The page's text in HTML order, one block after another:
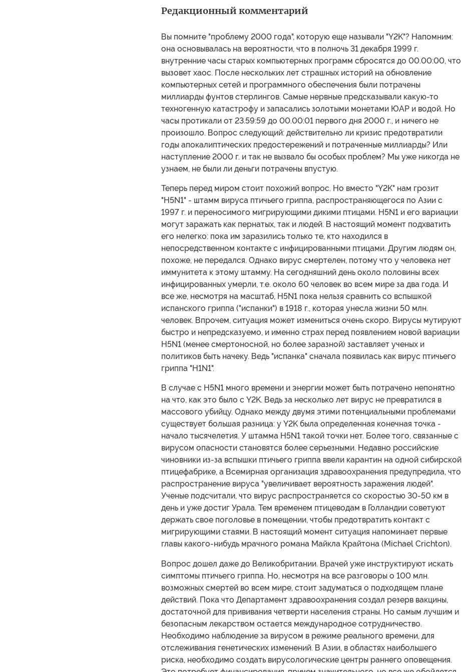
Редакционный комментарий
Вы помните "проблему 2000 года", которую еще называли "Y2K"? Напомним:
она основывалась на вероятности, что в полночь 31 декабря 1999 г.
внутренние часы старых компьютерных программ сбросятся до 00.00:00, что
вызовет хаос. После нескольких лет страшных историй на обновление
компьютерных сетей и программного обеспечения были потрачены
миллиарды фунтов стерлингов. Самые нервные предсказывали какую-то
техногенную катастрофу и запасались золотыми монетами ЮАР и водой. Но
часы протикали от 23.59:59 до 00.00:01 первого дня 2000 г., и ничего не
произошло. Вопрос следующий: действительно ли кризис предотвратили
годы апокалиптических предостережений и потраченные миллиарды? Или
наступление 2000 г. и так не вызвало бы особых проблем? Мы уже никогда не
узнаем, не были ли деньги потрачены впустую.
Теперь перед миром стоит похожий вопрос. Но вместо "Y2K" нам грозит
"H5N1" - штамм вируса птичьего гриппа, распространяющегося по Азии с
1997 г. и переносимого мигрирующими дикими птицами. H5N1 и его вариации
могут заражать как пернатых, так и людей. В настоящий момент подхватить
его нелегко: пока им заразились только те, кто находился в
непосредственном контакте с инфицированными птицами. Другим людям он,
похоже, не передался. Однако вирус смертелен, потому что у человека нет
иммунитета к этому штамму. На сегодняшний день около половины всех
инфицированных умерли, т.е. около 60 человек во всем мире за два года. И
все же, несмотря на масштаб, H5N1 пока нельзя сравнить со вспышкой
испанского гриппа ("испанки") в 1918 г., которая унесла жизни 50 млн.
человек. Впрочем, ситуация может измениться очень скоро. Вирусы мутируют
быстро и непредсказуемо, и именно страх перед появлением новой вариации
H5N1 (менее смертоносной, но более заразной) заставляет ученых и
политиков быть начеку. Ведь "испанка" сначала появилась как вирус птичьего
гриппа "H1N1".
В случае с H5N1 много времени и энергии может быть потрачено непонятно
на что, как это было с Y2K. Ведь за несколько лет вирус не превратился в
массового убийцу. Однако между двумя этими потенциальными проблемами
существует большая разница: у Y2K была определенная конечная точка -
начало тысячелетия. У штамма H5N1 такой точки нет. Более того, связанные с
вирусом опасности становятся более серьезными. Недавно российские
чиновники из-за вспышки птичьего гриппа ввели карантин на одной сибирской
птицефабрике, а Всемирная организация здравоохранения предупредила, что
распространение вируса "увеличивает вероятность заражения людей".
Ученые подсчитали, что вирус распространяется со скоростью 30-50 км в
день и уже достиг Урала. Тем временем птицеводам в Голландии советуют
держать свое поголовье в помещении, чтобы предотвратить контакт с
мигрирующими стаями. В настоящий момент ситуация напоминает первые
главы какого-нибудь мрачного романа Майкла Крайтона (Michael Crichton).
Вопрос дошел даже до Великобритании. Врачей уже инструктируют искать
симптомы птичьего гриппа. Но, несмотря на все разговоры о 100 млн.
возможных смертей во всем мире, стоит задуматься о подходящем плане
действий. Пока что Департамент здравоохранения создал резерв вакцины,
достаточной для прививания четверти населения страны. Но самым лучшим и
безопасным лекарством остается международное сотрудничество.
Необходимо наблюдение за вирусом в режиме реального времени, для
отслеживания генетических изменений. В Азии, в областях наибольшего
риска, необходимо создать вирусологические центры раннего оповещения.